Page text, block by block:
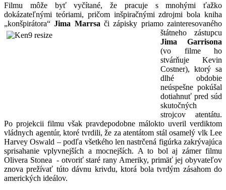
Filmu môže byť vyčítané, že pracuje s mnohými ťažko
dokázateľnými teóriami, pričom inšpiračnými zdrojmi bola kniha
„konšpirátora“ Jima Marrsa či zápisky priamo zainteresovaného
štátneho zástupcu
Jima Garrisona
(vo filme ho
stvárňuje Kevin
Costner), ktorý sa
dlhé obdobie
neúspešne pokúšal
dotiahnuť pred súd
skutočných
strojcov atentátu.
Po projekcii filmu však pravdepodobne málokto uveril verdiktom
vládnych agentúr, ktoré tvrdili, že za atentátom stál osamelý vlk Lee
Harvey Oswald – podľa všetkého len nastrčená figúrka zakrývajúca
sprisahanie vplyvnejších a mocnejších. A to bol aj zámer filmu
Olivera Stonea - otvoriť staré rany Ameriky, primäť jej obyvateľov
znova prežívať túto dávnu krivdu, ktorá bola tvrdým zásahom do
amerických ideálov.